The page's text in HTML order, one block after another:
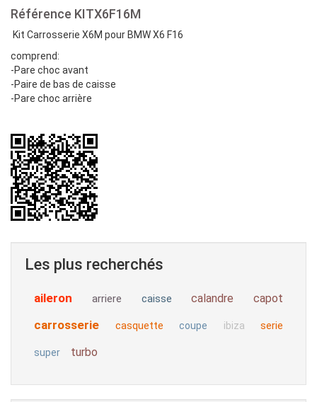
Référence KITX6F16M
Kit Carrosserie X6M pour BMW X6 F16
comprend:
-Pare choc avant
-Paire de bas de caisse
-Pare choc arrière
Les plus recherchés
aileron arriere caisse calandre capot
carrosserie casquette coupe ibiza serie
super turbo